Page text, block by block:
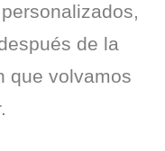
de la
que volvamos